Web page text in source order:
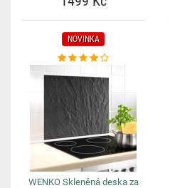
NOVINKA
WENKO Skleněná deska za